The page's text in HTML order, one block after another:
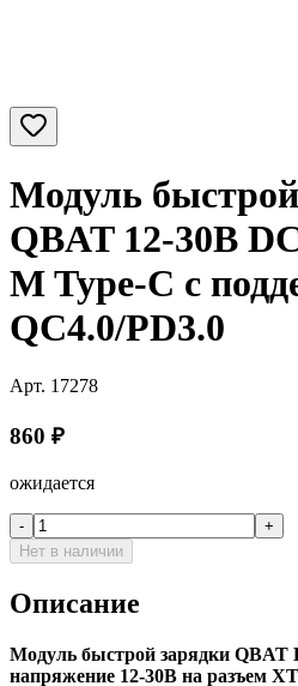
Модуль
QBAT 12-30В
M Type-C с
QC4.0/PD3.0
Арт. 17278
860 ₽
ожидается
-
+
Нет в наличии
Описание
Модуль быстрой зарядки QBAT
напряжение 12-30В на разъем